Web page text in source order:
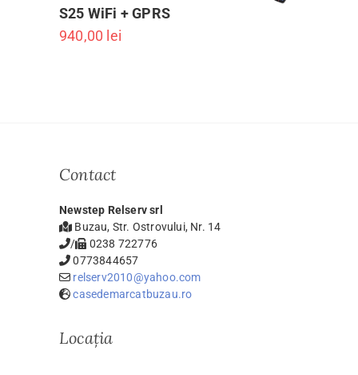
S25 WiFi + GPRS
940,00 lei
Contact
Newstep Relserv srl
Buzau, Str. Ostrovului, Nr. 14
/
0238 722776
0773844657
relserv2010@yahoo.com
casedemarcatbuzau.ro
Locația